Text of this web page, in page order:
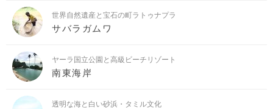
世界自然遺産と宝石の町ラトゥナプラ
サバラガムワ
ヤーラ国立公園と高級ビーチリゾート
南東海岸
透明な海と白い砂浜・タミル文化